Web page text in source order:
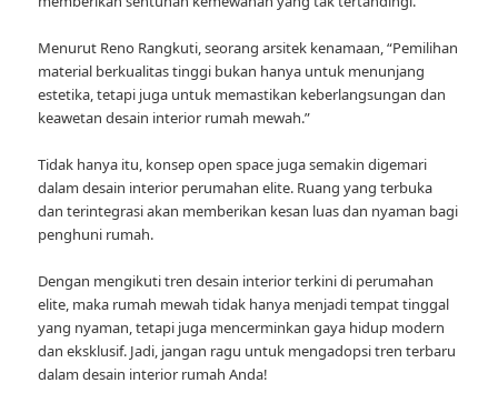
Menurut Reno Rangkuti, seorang arsitek kenamaan, “Pemilihan
material berkualitas tinggi bukan hanya untuk menunjang
estetika, tetapi juga untuk memastikan keberlangsungan dan
keawetan desain interior rumah mewah.”
Tidak hanya itu, konsep open space juga semakin digemari
dalam desain interior perumahan elite. Ruang yang terbuka
dan terintegrasi akan memberikan kesan luas dan nyaman bagi
penghuni rumah.
Dengan mengikuti tren desain interior terkini di perumahan
elite, maka rumah mewah tidak hanya menjadi tempat tinggal
yang nyaman, tetapi juga mencerminkan gaya hidup modern
dan eksklusif. Jadi, jangan ragu untuk mengadopsi tren terbaru
dalam desain interior rumah Anda!